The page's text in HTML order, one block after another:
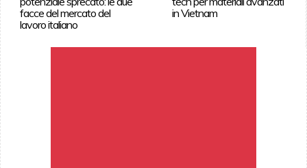
facce del mercato del
lavoro italiano
in Vietnam